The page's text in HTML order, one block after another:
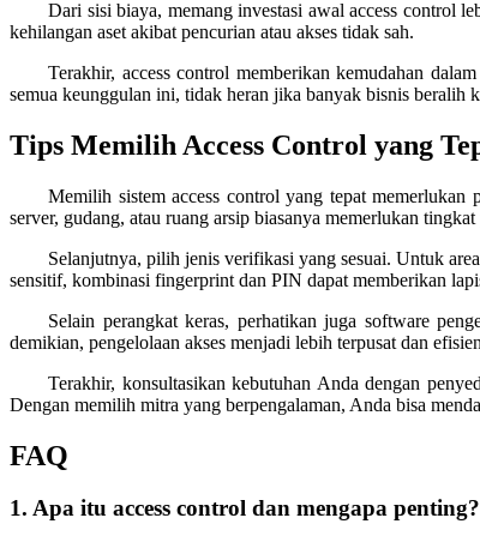
Dari sisi biaya, memang investasi awal access control
kehilangan aset akibat pencurian atau akses tidak sah.
Terakhir, access control memberikan kemudahan
semua keunggulan ini, tidak heran jika banyak bisnis beralih
Tips Memilih Access Control yang
Memilih sistem access control yang tepat memerlukan
server, gudang, atau ruang arsip biasanya memerlukan
Selanjutnya, pilih jenis verifikasi yang sesuai. Untuk
sensitif, kombinasi fingerprint dan PIN dapat memberikan
Selain perangkat keras, perhatikan juga software
demikian, pengelolaan akses menjadi lebih terpusat dan
Terakhir, konsultasikan kebutuhan Anda dengan
Dengan memilih mitra yang berpengalaman, Anda bisa
FAQ
1. Apa itu access control dan mengapa penting?